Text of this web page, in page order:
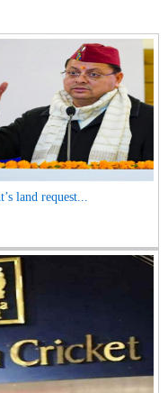
land request...